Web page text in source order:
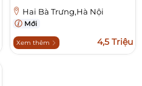
Hai Bà Trưng,Hà Nội
Mới
Xem thêm 4,5 Triệu